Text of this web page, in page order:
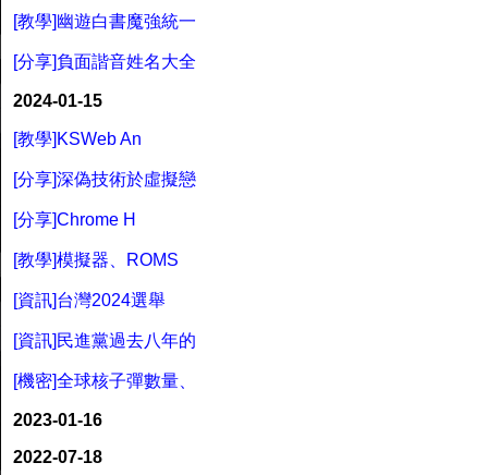
[教學]幽遊白書魔強統一
[分享]負面諧音姓名大全
2024-01-15
[教學]KSWeb An
[分享]深偽技術於虛擬戀
[分享]Chrome H
[教學]模擬器、ROMS
[資訊]台灣2024選舉
[資訊]民進黨過去八年的
[機密]全球核子彈數量、
2023-01-16
2022-07-18